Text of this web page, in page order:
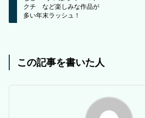
クチ など楽しみな作品が
多い年末ラッシュ！
この記事を書いた人